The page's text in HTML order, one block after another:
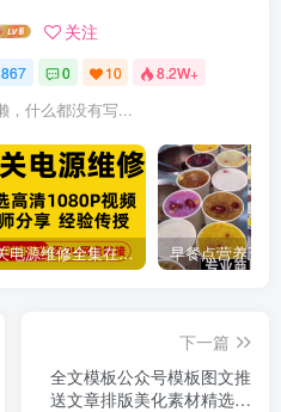
关注
867 0 10 8.2W+
，什么都没有写...
开关电源维修全集在线视频教程新手零基础课程教程从入门到精通
下一篇
全文模板公众号模板图文推
送文章排版美化素材精选设